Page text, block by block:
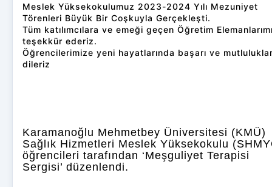
Meslek Yüksekokulumuz 2023-2024 Yılı Mezuniyet
Törenleri Büyük Bir Coşkuyla Gerçekleşti.
Tüm katılımcılara ve emeği geçen Öğretim
teşekkür ederiz.
Öğrencilerimize yeni hayatlarında başarı ve
dileriz
Karamanoğlu Mehmetbey Üniversitesi (KMÜ)
Sağlık Hizmetleri Meslek Yüksekokulu
öğrencileri tarafından ‘Meşguliyet Terapisi
Sergisi’ düzenlendi.